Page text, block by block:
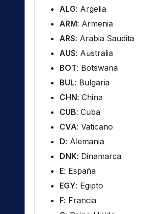
ALG: Argelia
ARM: Armenia
ARS: Arabia Saudita
AUS: Australia
BOT: Botswana
BUL: Bulgaria
CHN: China
CUB: Cuba
CVA: Vaticano
D: Alemania
DNK: Dinamarca
E: España
EGY: Egipto
F: Francia